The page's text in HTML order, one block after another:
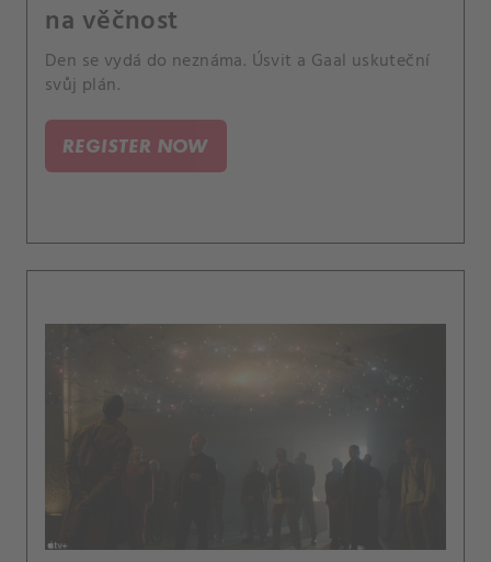
na věčnost
Den se vydá do neznáma. Úsvit a Gaal uskuteční
svůj plán.
REGISTER NOW